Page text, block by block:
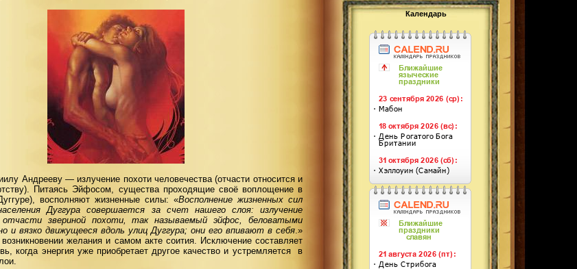
Андрееву — излучение похоти человечества (отчасти относится и
Питаясь Эйфосом, существа проходящие своё воплощение в
восполняют жизненные силы: «Восполнение жизненных сил
ия Дуггура совершается за счет нашего слоя: излучение
отчасти звериной похоти, так называемый эйфос, беловатыми
и вязко движущееся вдоль улиц Дуггура; они его впивают в себя »
желания и самом акте соития. Исключение составляет
когда энергия уже приобретает другое качество и устремляется
в
Календарь